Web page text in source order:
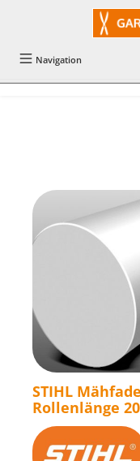
Navigation
Bildergalerie
STIHL
Rollenlänge